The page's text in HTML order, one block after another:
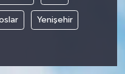
Yenişehir